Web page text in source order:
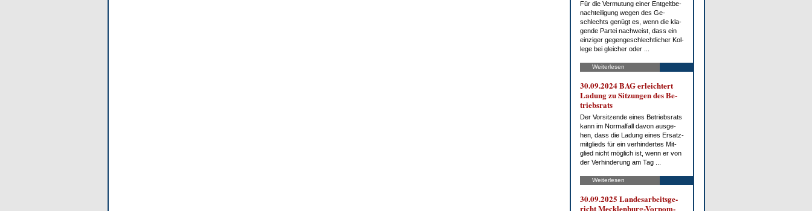
Für die Ver­mu­tung ei­ner Ent­gelt­be­
nach­tei­li­gung we­gen des Ge­
schlechts ge­nügt es, wenn die kla­
gen­de Par­tei nach­weist, dass ein
ein­zi­ger ge­gen­ge­schlecht­li­cher Kol­
le­ge bei glei­cher oder ...
Weiterlesen
30.09.2024 BAG er­leich­tert
La­dung zu Sit­zun­gen des Be­
triebs­rats
Der Vor­sit­zen­de ei­nes Be­triebs­rats
kann im Nor­mal­fall da­von aus­ge­
hen, dass die La­dung ei­nes Er­satz­
mit­glieds für ein ver­hin­der­tes Mit­
glied nicht mög­lich ist, wenn er von
der Ver­hin­de­rung am Tag ...
Weiterlesen
30.09.2025 Lan­des­ar­beits­ge­
richt Meck­len­burg-Vor­pom­